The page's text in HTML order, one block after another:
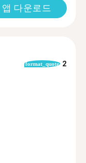
앱 다운로드
format_quote 2